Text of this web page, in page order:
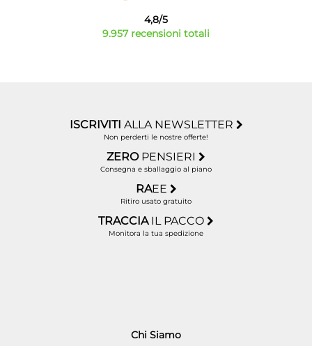
4,8/5
9.957 recensioni totali
ISCRIVITI ALLA NEWSLETTER
Non perderti le nostre offerte!
ZERO PENSIERI
Consegna e sballaggio al piano
RAEE
Ritiro usato gratuito
TRACCIA IL PACCO
Monitora la tua spedizione
Chi Siamo